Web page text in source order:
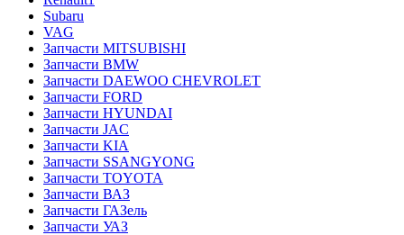
Subaru
VAG
Запчасти MITSUBISHI
Запчасти BMW
Запчасти DAEWOO CHEVROLET
Запчасти FORD
Запчасти HYUNDAI
Запчасти JAC
Запчасти KIA
Запчасти SSANGYONG
Запчасти TOYOTA
Запчасти ВАЗ
Запчасти ГАЗель
Запчасти УАЗ